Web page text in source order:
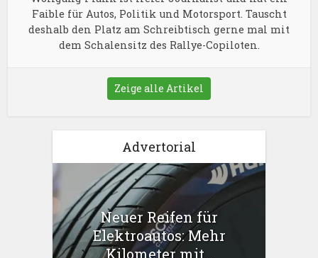
Faible für Autos, Politik und Motorsport. Tauscht
deshalb den Platz am Schreibtisch gerne mal mit
dem Schalensitz des Rallye-Copiloten.
Zeige alle Artikel
Advertorial
Neuer Reifen für
Elektroautos: Mehr
Kilometer mit...